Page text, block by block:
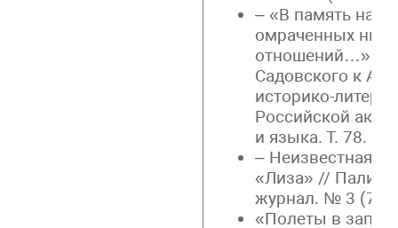
– «В память
омраченных
отношений…»:
Садовского к
историко-
Российской
и языка. Т. 78. №
– Неизвестная
«Лиза» //
журнал. № 3 (7).
«Полеты в